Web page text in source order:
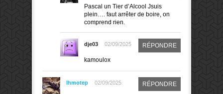
Pascal un Tier d’Alcool Jsuis
plein…. faut arrêter de boire, on
comprend rien.
dje03 02/09/2025 RÉPONDRE
kamoulox
Ihmotep 02/09/2025 RÉPONDRE